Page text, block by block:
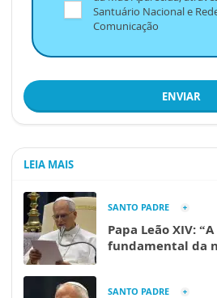
Santuário Nacional e
Comunicação
ENVIAR
LEIA MAIS
SANTO PADRE
Papa Leão XIV:
fundamental da
SANTO PADRE